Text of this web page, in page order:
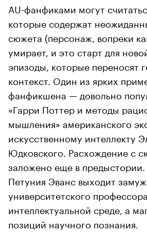
AU-фанфиками могут
которые содержат
сюжета (персонаж, вопреки
умирает, и это старт для
эпизоды, которые переносят
контекст. Один из ярких
фанфикшена — довольно
«Гарри Поттер и методы
мышления» американского
искусственному интеллекту
Юдковского. Расхождение с
заложено еще в
Петуния Эванс выходит
университетского
интеллектуальной среде, а
позиций научного познания.